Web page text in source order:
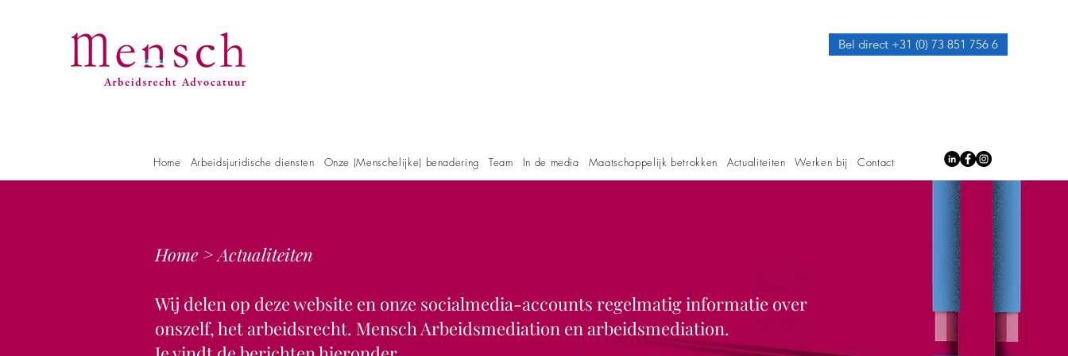
Bel direct +31 (0) 73 851 756 6
Home Arbeidsjuridische diensten Onze (Menschelijke) benadering Team In de media Maatschappelijk betrokken Actualiteiten Werken bij Contact
Home >Actualiteiten
Wij delen op deze website en onze socialmedia-accounts regelmatiginformatie over
onszelf, het arbeidsrecht. Mensch Arbeidsmediation enarbeidsmediation.